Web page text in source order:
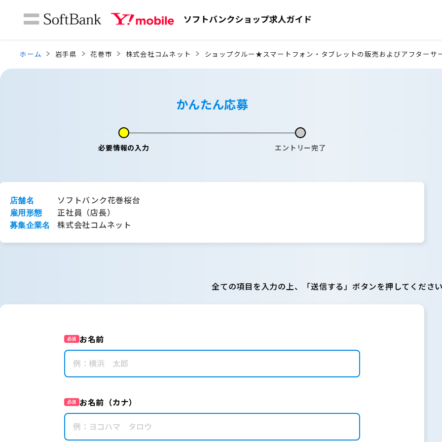
ホーム 岩手県 花巻市 株式会社コムネット ショップクルー★スマートフォン・タブレットの販売およびアフターサ
かんたん応募
必要情報の入力 エントリー完了
店舗名 ソフトバンク花巻桜台
雇用形態 正社員（店長）
募集企業名 株式会社コムネット
全ての項目を入力の上、「送信する」ボタンを押してくださ
必須 お名前
必須 お名前（カナ）